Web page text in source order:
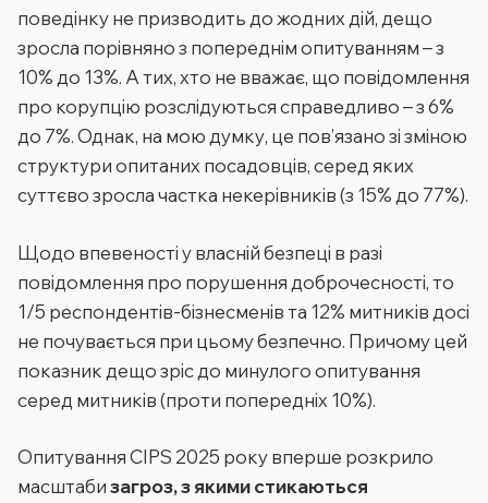
поведінку не призводить до жодних дій, дещо
зросла порівняно з попереднім опитуванням – з
10% до 13%. А тих, хто не вважає, що повідомлення
про корупцію розслідуються справедливо – з 6%
до 7%. Однак, на мою думку, це пов’язано зі зміною
структури опитаних посадовців, серед яких
суттєво зросла частка некерівників (з 15% до 77%).
Щодо впевеності у власній безпеці в разі
повідомлення про порушення доброчесності, то
1/5 респондентів-бізнесменів та 12% митників досі
не почувається при цьому безпечно. Причому цей
показник дещо зріс до минулого опитування
серед митників (проти попередніх 10%).
Опитування CIPS 2025 року вперше розкрило
масштабизагроз, з якими стикаються